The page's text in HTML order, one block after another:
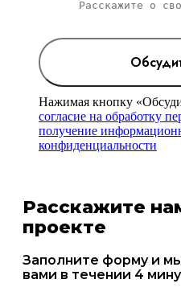
Нажимая кнопку
согласие на обработку
получение
конфиденциальности
Расскажите
проекте
Заполните форму и
вами в течении 4